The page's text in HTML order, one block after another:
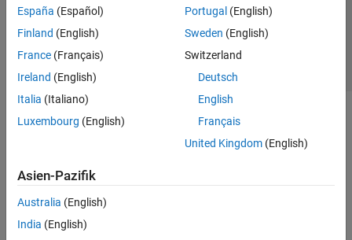
España (Español)
Finland (English)
France (Français)
Ireland (English)
Italia (Italiano)
Luxembourg (English)
Portugal (English)
Sweden (English)
Switzerland
Deutsch
English
Français
United Kingdom(English)
Asien-Pazifik
Australia (English)
India (English)
Website auswählen
Deutschland